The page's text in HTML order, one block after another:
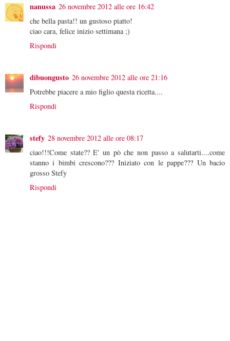
nanussa 26 novembre 2012 alle ore 16:42
che bella pasta!! un gustoso piatto!
ciao cara, felice inizio settimana ;)
Rispondi
dibuongusto 26 novembre 2012 alle ore 21:16
Potrebbe piacere a mio figlio questa ricetta....
Rispondi
stefy 28 novembre 2012 alle ore 08:17
ciao!!!Come state?? E' un pò che non passo a salutarti....come
stanno i bimbi crescono??? Iniziato con le pappe??? Un bacio
grosso Stefy
Rispondi